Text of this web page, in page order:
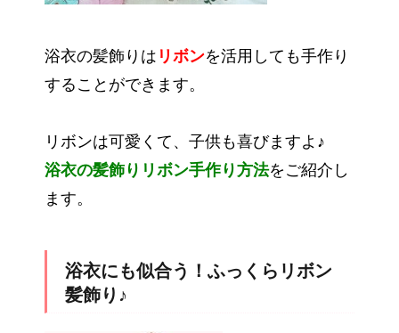
浴衣の髪飾りは リボンを活用しても手作り
することができます。
リボンは可愛くて、子供も喜びますよ♪
浴衣の髪飾りリボン手作り方法をご紹介し
ます。
浴衣にも似合う！ふっくらリボン
髪飾り♪